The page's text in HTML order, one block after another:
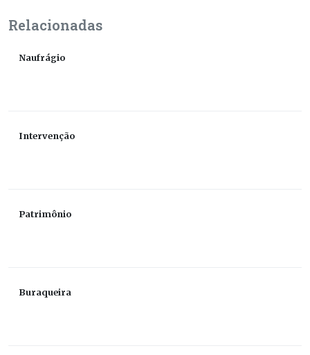
Relacionadas
Naufrágio
Intervenção
Patrimônio
Buraqueira